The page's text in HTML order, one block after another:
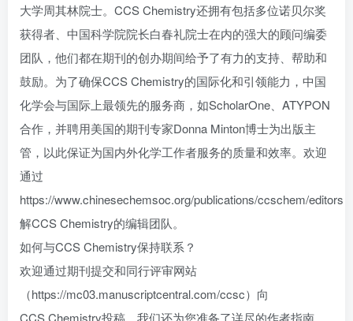
大学周其林院士。CCS Chemistry还拥有包括多位诺贝尔奖
获得者、中国科学院院长白春礼院士在内的强大的顾问编委
团队，他们都在期刊的创办期间给予了有力的支持、帮助和
鼓励。为了确保CCS Chemistry的国际化和引领能力，中国
化学会与国际上最领先的服务商，如ScholarOne、ATYPON
合作，并聘用美国的期刊专家Donna Minton博士为出版主
管，以此保证为国内外化学工作者服务的质量和效率。欢迎
通过
https://www.chinesechemsoc.org/publications/ccschem/editors
解CCS Chemistry的编辑团队。
如何与CCS Chemistry保持联系？
欢迎通过期刊提交和同行评审网站
（https://mc03.manuscriptcentral.com/ccsc）向
CCS Chemistry投稿。我们还为您准备了详尽的作者指南